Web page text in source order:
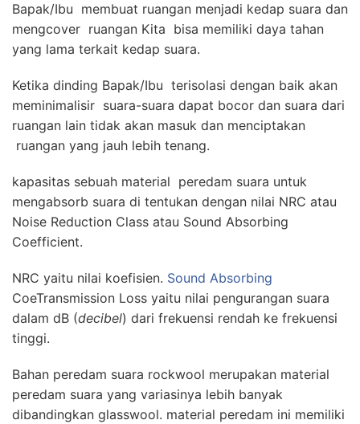
Bapak/Ibu membuat ruangan menjadi kedap suara dan
mengcover ruangan Kita bisa memiliki daya tahan
yang lama terkait kedap suara.
Ketika dinding Bapak/Ibu terisolasi dengan baik akan
meminimalisir suara-suara dapat bocor dan suara dari
ruangan lain tidak akan masuk dan menciptakan
ruangan yang jauh lebih tenang.
kapasitas sebuah material peredam suara untuk
mengabsorb suara di tentukan dengan nilai NRC atau
Noise Reduction Class atau Sound Absorbing
Coefficient.
NRC yaitu nilai koefisien. Sound Absorbing
CoeTransmission Loss yaitu nilai pengurangan suara
dalam dB (decibel) dari frekuensi rendah ke frekuensi
tinggi.
Bahan peredam suara rockwool merupakan material
peredam suara yang variasinya lebih banyak
dibandingkan glasswool. material peredam ini memiliki